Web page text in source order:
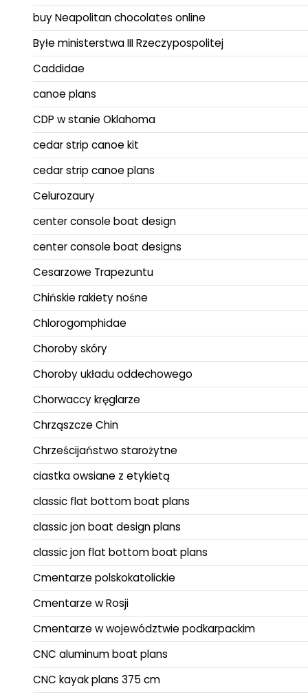
buy Neapolitan chocolates online
Byłe ministerstwa III Rzeczypospolitej
Caddidae
canoe plans
CDP w stanie Oklahoma
cedar strip canoe kit
cedar strip canoe plans
Celurozaury
center console boat design
center console boat designs
Cesarzowe Trapezuntu
Chińskie rakiety nośne
Chlorogomphidae
Choroby skóry
Choroby układu oddechowego
Chorwaccy kręglarze
Chrząszcze Chin
Chrześcijaństwo starożytne
ciastka owsiane z etykietą
classic flat bottom boat plans
classic jon boat design plans
classic jon flat bottom boat plans
Cmentarze polskokatolickie
Cmentarze w Rosji
Cmentarze w województwie podkarpackim
CNC aluminum boat plans
CNC kayak plans 375 cm